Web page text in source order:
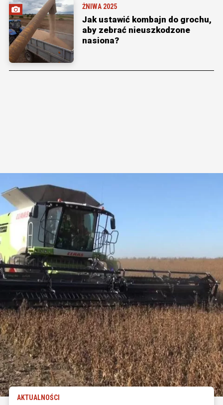
ŻNIWA 2025
Jak ustawić kombajn do grochu,
aby zebrać nieuszkodzone
nasiona?
AKTUALNOŚCI